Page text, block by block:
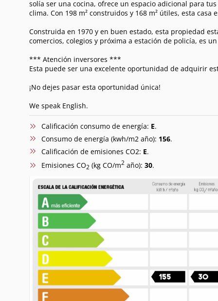
solía ser una cocina, ofrece un espacio adicional para
clima. Con 198 m² construidos y 168 m² útiles, esta
Construida en 1970 y en buen estado, esta propiedad
comercios, colegios y próxima a estación de policía, es
*** Atención inversores ***
Esta puede ser una excelente oportunidad de adquirir
¡No dejes pasar esta oportunidad única!
We speak English.
Calificación consumo de energía: E.
Consumo de energía (kwh/m2 año): 156.
Calificación de emisiones CO2: E.
Emisiones CO2 (kg CO/m2año): 30.